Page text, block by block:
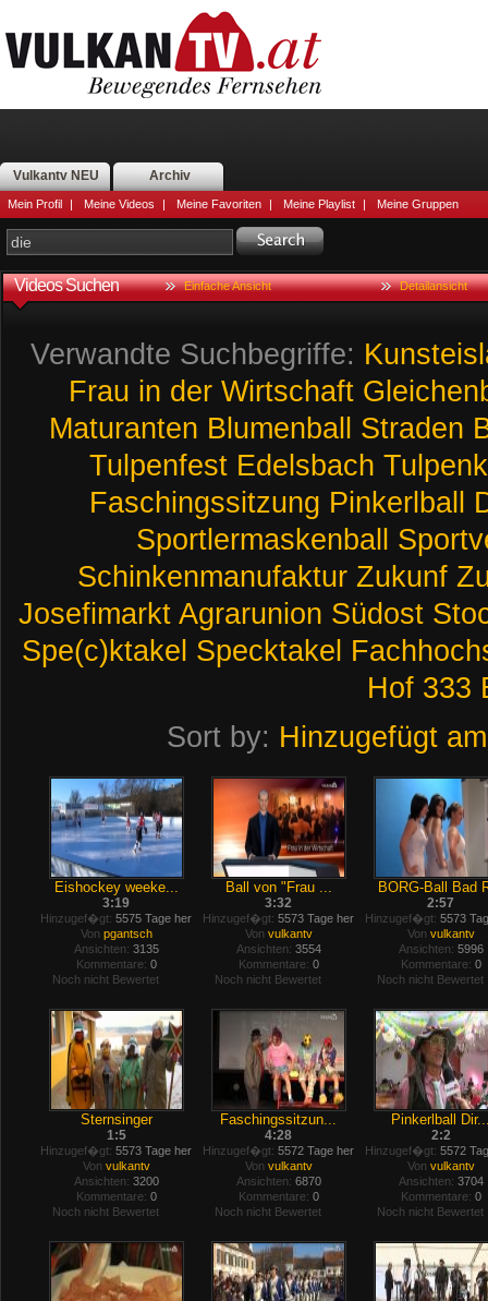
Vulkantv NEU Archiv
Mein Profil | Meine Videos | Meine Favoriten | Meine Playlist | Meine Gruppen
Videos Suchen Einfache Ansicht Detailansicht
Verwandte Suchbegriffe:
Frau in der Wirtschaft
Maturanten Blumenball Straden
Tulpenfest Edelsbach
Faschingssitzung Pinkerlball
Sportlermaskenball
Schinkenmanufaktur Zukunf
Josefimarkt Agrarunion Südost
Spe(c)ktakel Specktakel
Hof 333
Sort by: Hinzugefügt am
Eishockey weeke...
3:19
Hinzugef�gt: 5575 Tage her
Von pgantsch
Ansichten: 3135
Kommentare: 0
Noch nicht Bewertet
Ball von "Frau ...
3:32
Hinzugef�gt: 5573 Tage her
Von vulkantv
Ansichten: 3554
Kommentare: 0
Noch nicht Bewertet
BORG-Ball Bad
2:57
Hinzugef�gt: 5573
Von vulkantv
Ansichten: 5996
Kommentare: 0
Noch nicht Bewertet
Sternsinger
1:5
Hinzugef�gt: 5573 Tage her
Von vulkantv
Ansichten: 3200
Kommentare: 0
Noch nicht Bewertet
Faschingssitzun...
4:28
Hinzugef�gt: 5572 Tage her
Von vulkantv
Ansichten: 6870
Kommentare: 0
Noch nicht Bewertet
Pinkerlball
2:2
Hinzugef�gt: 5572
Von vulkantv
Ansichten: 3704
Kommentare: 0
Noch nicht Bewertet